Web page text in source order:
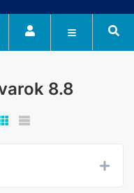
8.8